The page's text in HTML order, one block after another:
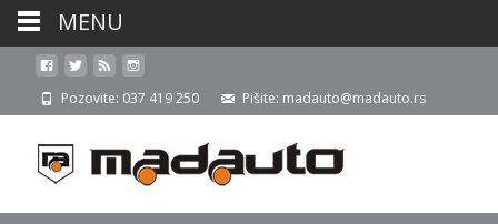
Pozovite: 037 419 250 Pišite: madauto@madauto.rs
MENU